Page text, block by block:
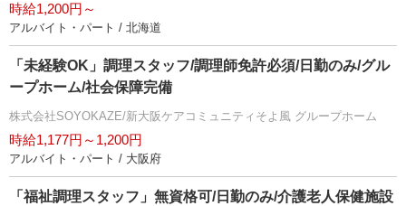
時給1,200円～
アルバイト・パート / 北海道
「未経験OK」調理スタッフ/調理師免許必須/日勤のみ/グル
ープホーム/社会保障完備
株式会社SOYOKAZE/新大阪ケアコミュニティそよ風 グループホーム
時給1,177円～1,200円
アルバイト・パート / 大阪府
「福祉調理スタッフ」無資格可/日勤のみ/介護老人保健施設